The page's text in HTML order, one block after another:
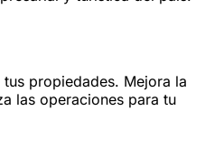
propiedades. Mejora la
las operaciones para tu